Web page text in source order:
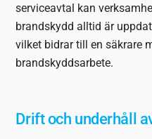
serviceavtal kan
brandskydd alltid är
vilket bidrar till en säkrare
brandskyddsarbete.
Drift och underhåll